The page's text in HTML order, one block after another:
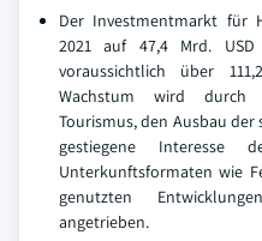
Der Investmentmarkt für
2021 auf 47,4 Mrd.
voraussichtlich über
Wachstum wird durch
Tourismus, den Ausbau
gestiegene Interesse
Unterkunftsformaten wie
genutzten
angetrieben.